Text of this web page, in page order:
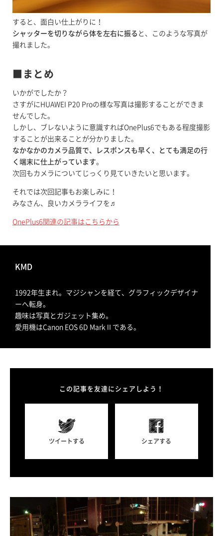
すると、面白い仕上がりに！
シャッターを切りながら体を左右に振る と、このような写真が
撮れました。
■まとめ
いかがでしたか？
さすがにHUAWEI P20 Proの様な写真は撮影することができま
せんでした。
しかし、ブレないように意識すればOnePlus6でもある程度撮影
することが出来ることが分かりました。
なかなかのカメラ品質で、レスポンスも早く、とても満足の行
く端末に仕上がっています。
次回もカメラについてじっくり見ていきたいと思います。
それでは次回記事もお楽しみに！
みなさん、良いカメラライフを♬
OnePlus6関連の記事はこちらから
KMD
1992年生まれ。マジシャンを経て、グラフィックデザイナ
ーへ転身。
趣味は写真とガジェット集め。
愛用機はCanon EOS 6D MarkⅡである。
この記事を友達にシェアしよう！
ツイートする シェアする